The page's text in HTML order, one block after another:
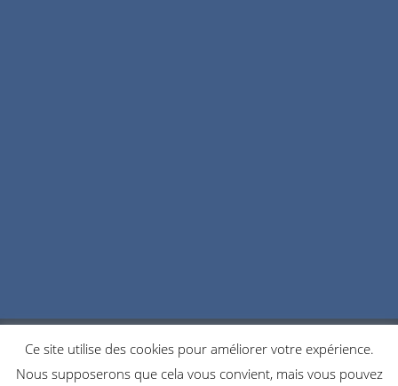
POLITIQUE DE CONFIDENTIALITÉ
COOKIES
NOUS CONTACTER
Ce site utilise des cookies pour améliorer votre expérience.
Nous supposerons que cela vous convient, mais vous pouvez